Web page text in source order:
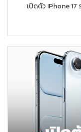
เปิดตัว IPhone 17